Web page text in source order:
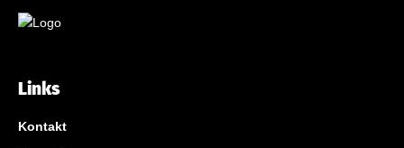
Links
Kontakt